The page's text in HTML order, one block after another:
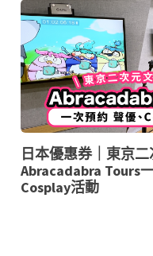
日本優惠券｜東京二
Abracadabra Tours
Cosplay活動